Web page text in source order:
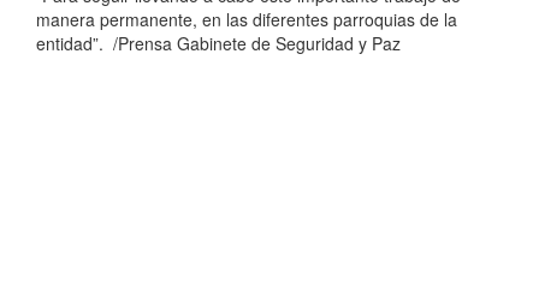
manera permanente, en las diferentes parroquias de la
entidad”. /Prensa Gabinete de Seguridad y Paz